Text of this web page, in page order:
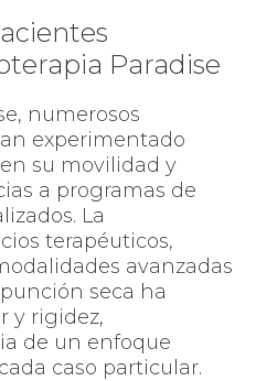
Paradise
numerosos
experimentado
su movilidad y
a programas de
La
terapéuticos,
avanzadas
seca ha
y rigidez,
de un enfoque
caso particular.